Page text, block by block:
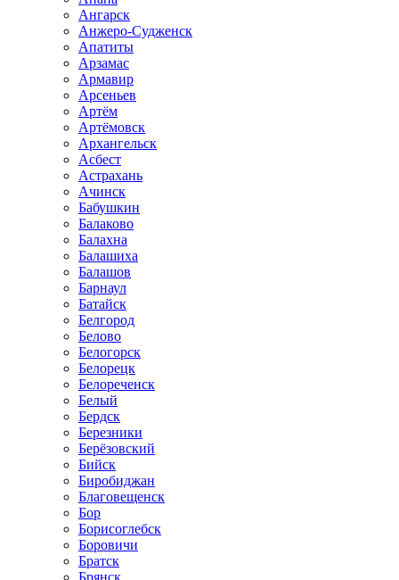
Ангарск
Анжеро-Судженск
Апатиты
Арзамас
Армавир
Арсеньев
Артём
Артёмовск
Архангельск
Асбест
Астрахань
Ачинск
Бабушкин
Балаково
Балахна
Балашиха
Балашов
Барнаул
Батайск
Белгород
Белово
Белогорск
Белорецк
Белореченск
Белый
Бердск
Березники
Берёзовский
Бийск
Биробиджан
Благовещенск
Бор
Борисоглебск
Боровичи
Братск
Брянск